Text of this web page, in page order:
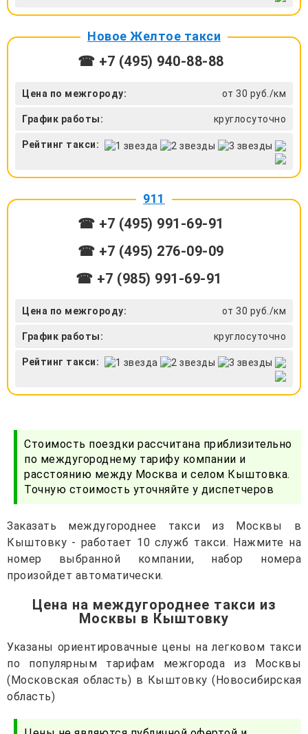
Новое Желтое такси
☎ +7 (495) 940-88-88
Цена по межгороду: от 30 руб./км
График работы: круглосуточно
Рейтинг такси:
911
☎ +7 (495) 991-69-91
☎ +7 (495) 276-09-09
☎ +7 (985) 991-69-91
Цена по межгороду: от 30 руб./км
График работы: круглосуточно
Рейтинг такси:
Стоимость поездки рассчитана приблизительно
по междугороднему тарифу компании и
расстоянию между Москва и селом Кыштовка.
Точную стоимость уточняйте у диспетчеров
Заказать междугороднее такси из Москвы в
Кыштовку - работает 10 служб такси. Нажмите на
номер выбранной компании, набор номера
произойдет автоматически.
Цена на междугороднее такси из
Москвы в Кыштовку
Указаны ориентировачные цены на легковом такси
по популярным тарифам межгорода из Москвы
(Московская область) в Кыштовку (Новосибирская
область)